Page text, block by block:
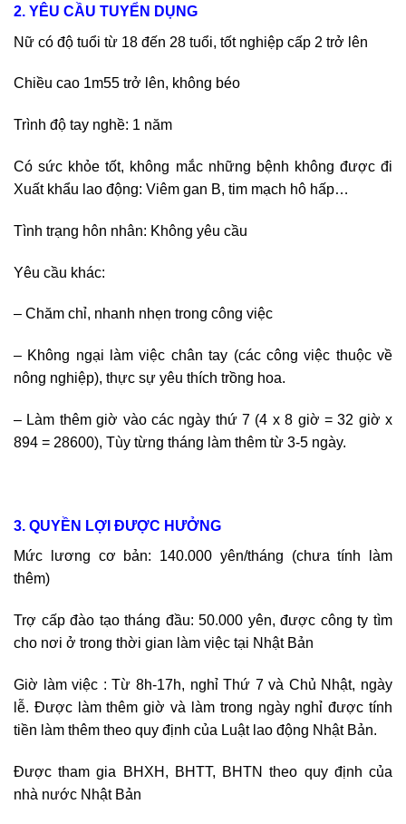
2. YÊU CẦU TUYỂN DỤNG
Nữ có độ tuổi từ 18 đến 28 tuổi, tốt nghiệp cấp 2 trở lên
Chiều cao 1m55 trở lên, không béo
Trình độ tay nghề: 1 năm
Có sức khỏe tốt, không mắc những bệnh không được đi
Xuất khẩu lao động: Viêm gan B, tim mạch hô hấp…
Tình trạng hôn nhân: Không yêu cầu
Yêu cầu khác:
– Chăm chỉ, nhanh nhẹn trong công việc
– Không ngại làm việc chân tay (các công việc thuộc về
nông nghiệp), thực sự yêu thích trồng hoa.
– Làm thêm giờ vào các ngày thứ 7 (4 x 8 giờ = 32 giờ x
894 = 28600), Tùy từng tháng làm thêm từ 3-5 ngày.
3. QUYỀN LỢI ĐƯỢC HƯỞNG
Mức lương cơ bản: 140.000 yên/tháng (chưa tính làm
thêm)
Trợ cấp đào tạo tháng đầu: 50.000 yên, được công ty tìm
cho nơi ở trong thời gian làm việc tại Nhật Bản
Giờ làm việc : Từ 8h-17h, nghỉ Thứ 7 và Chủ Nhật, ngày
lễ. Được làm thêm giờ và làm trong ngày nghỉ được tính
tiền làm thêm theo quy định của Luật lao động Nhật Bản.
Được tham gia BHXH, BHTT, BHTN theo quy định của
nhà nước Nhật Bản